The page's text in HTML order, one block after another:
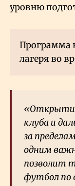
уровню
Программа
лагеря во
клуба и
за
одним
позволит
футбол по